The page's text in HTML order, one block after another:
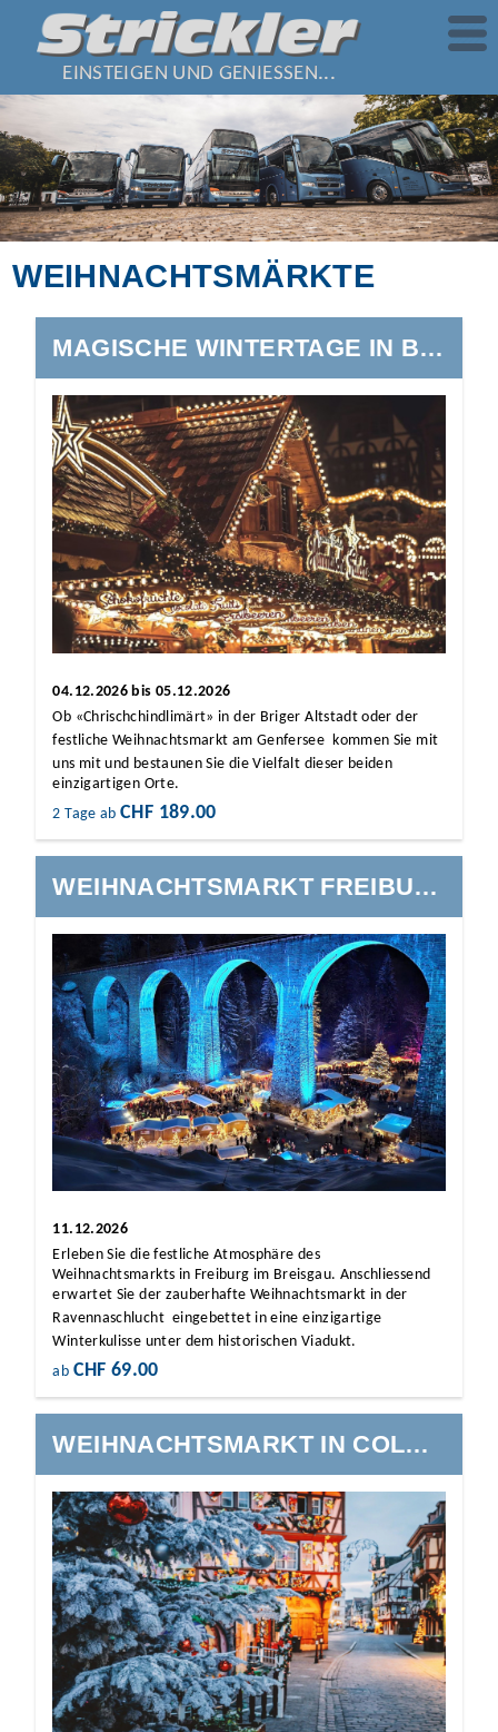
EINSTEIGEN UND GENIESSEN...
WEIHNACHTSMÄRKTE
MAGISCHE WINTERTAGE IN BRIG&MONTREUX
04.12.2026 bis 05.12.2026
Ob «Chrischchindlimärt» in der Briger Altstadt oder der
festliche Weihnachtsmarkt am Genfersee  kommen Sie mit
uns mit und bestaunen Sie die Vielfalt dieser beiden
einzigartigen Orte.
2 Tage abCHF 189.00
WEIHNACHTSMARKT FREIBURG I.B. & RAVENNASCHLUCHT
11.12.2026
Erleben Sie die festliche Atmosphäre des
Weihnachtsmarkts in Freiburg im Breisgau. Anschliessend
erwartet Sie der zauberhafte Weihnachtsmarkt in der
Ravennaschlucht  eingebettet in eine einzigartige
Winterkulisse unter dem historischen Viadukt.
ab CHF 69.00
WEIHNACHTSMARKT IN COLMAR